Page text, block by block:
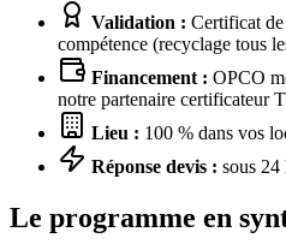
Validation : Certificat
compétence (recyclage tous
Financement : OPCO
notre partenaire certificateur
Lieu : 100 % dans vos
Réponse devis : sous 24
Le programme en